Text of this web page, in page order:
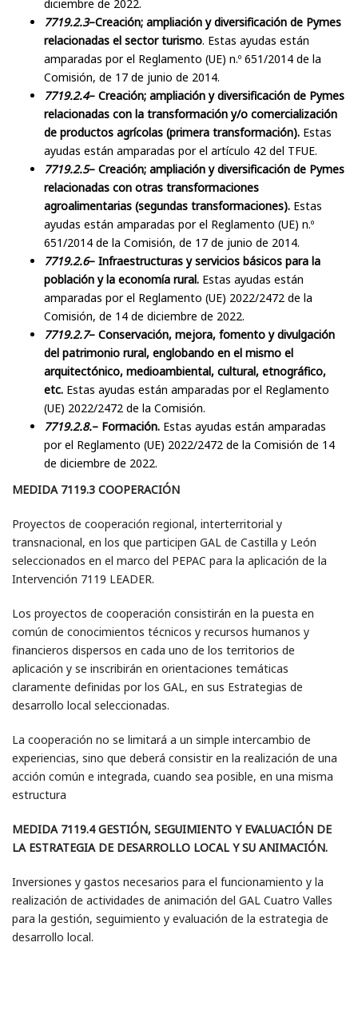
diciembre de 2022.
7719.2.3–Creación; ampliación y diversificación de Pymes
relacionadas el sector turismo. Estas ayudas están
amparadas por el Reglamento (UE) n.º 651/2014 de la
Comisión, de 17 de junio de 2014.
7719.2.4– Creación; ampliación y diversificación de Pymes
relacionadas con la transformación y/o comercialización
de productos agrícolas (primera transformación). Estas
ayudas están amparadas por el artículo 42 del TFUE.
7719.2.5– Creación; ampliación y diversificación de Pymes
relacionadas con otras transformaciones
agroalimentarias (segundas transformaciones). Estas
ayudas están amparadas por el Reglamento (UE) n.º
651/2014 de la Comisión, de 17 de junio de 2014.
7719.2.6– Infraestructuras y servicios básicos para la
población y la economía rural. Estas ayudas están
amparadas por el Reglamento (UE) 2022/2472 de la
Comisión, de 14 de diciembre de 2022.
7719.2.7– Conservación, mejora, fomento y divulgación
del patrimonio rural, englobando en el mismo el
arquitectónico, medioambiental, cultural, etnográfico,
etc. Estas ayudas están amparadas por el Reglamento
(UE) 2022/2472 de la Comisión.
7719.2.8.– Formación. Estas ayudas están amparadas
por el Reglamento (UE) 2022/2472 de la Comisión de 14
de diciembre de 2022.
MEDIDA 7119.3 COOPERACIÓN
Proyectos de cooperación regional, interterritorial y
transnacional, en los que participen GAL de Castilla y León
seleccionados en el marco del PEPAC para la aplicación de la
Intervención 7119 LEADER.
Los proyectos de cooperación consistirán en la puesta en
común de conocimientos técnicos y recursos humanos y
financieros dispersos en cada uno de los territorios de
aplicación y se inscribirán en orientaciones temáticas
claramente definidas por los GAL, en sus Estrategias de
desarrollo local seleccionadas.
La cooperación no se limitará a un simple intercambio de
experiencias, sino que deberá consistir en la realización de una
acción común e integrada, cuando sea posible, en una misma
estructura
MEDIDA 7119.4 GESTIÓN, SEGUIMIENTO Y EVALUACIÓN DE
LA ESTRATEGIA DE DESARROLLO LOCAL Y SU ANIMACIÓN.
Inversiones y gastos necesarios para el funcionamiento y la
realización de actividades de animación del GAL Cuatro Valles
para la gestión, seguimiento y evaluación de la estrategia de
desarrollo local.